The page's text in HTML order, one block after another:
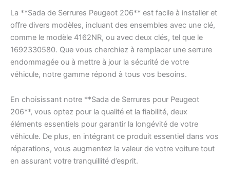
La **Sada de Serrures Peugeot 206** est facile à installer et
offre divers modèles, incluant des ensembles avec une clé,
comme le modèle 4162NR, ou avec deux clés, tel que le
1692330580. Que vous cherchiez à remplacer une serrure
endommagée ou à mettre à jour la sécurité de votre
véhicule, notre gamme répond à tous vos besoins.
En choisissant notre **Sada de Serrures pour Peugeot
206**, vous optez pour la qualité et la fiabilité, deux
éléments essentiels pour garantir la longévité de votre
véhicule. De plus, en intégrant ce produit essentiel dans vos
réparations, vous augmentez la valeur de votre voiture tout
en assurant votre tranquillité d’esprit.